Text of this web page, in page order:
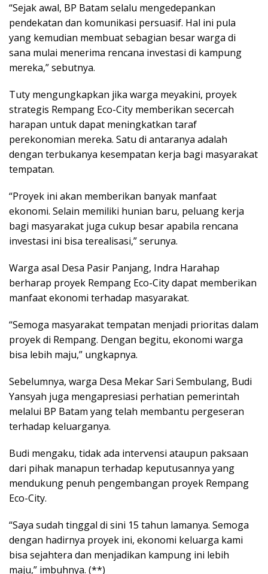
“Sejak awal, BP Batam selalu mengedepankan
pendekatan dan komunikasi persuasif. Hal ini pula
yang kemudian membuat sebagian besar warga di
sana mulai menerima rencana investasi di kampung
mereka,” sebutnya.
Tuty mengungkapkan jika warga meyakini, proyek
strategis Rempang Eco-City memberikan secercah
harapan untuk dapat meningkatkan taraf
perekonomian mereka. Satu di antaranya adalah
dengan terbukanya kesempatan kerja bagi masyarakat
tempatan.
“Proyek ini akan memberikan banyak manfaat
ekonomi. Selain memiliki hunian baru, peluang kerja
bagi masyarakat juga cukup besar apabila rencana
investasi ini bisa terealisasi,” serunya.
Warga asal Desa Pasir Panjang, Indra Harahap
berharap proyek Rempang Eco-City dapat memberikan
manfaat ekonomi terhadap masyarakat.
“Semoga masyarakat tempatan menjadi prioritas dalam
proyek di Rempang. Dengan begitu, ekonomi warga
bisa lebih maju,” ungkapnya.
Sebelumnya, warga Desa Mekar Sari Sembulang, Budi
Yansyah juga mengapresiasi perhatian pemerintah
melalui BP Batam yang telah membantu pergeseran
terhadap keluarganya.
Budi mengaku, tidak ada intervensi ataupun paksaan
dari pihak manapun terhadap keputusannya yang
mendukung penuh pengembangan proyek Rempang
Eco-City.
“Saya sudah tinggal di sini 15 tahun lamanya. Semoga
dengan hadirnya proyek ini, ekonomi keluarga kami
bisa sejahtera dan menjadikan kampung ini lebih
maju,” imbuhnya. (**)